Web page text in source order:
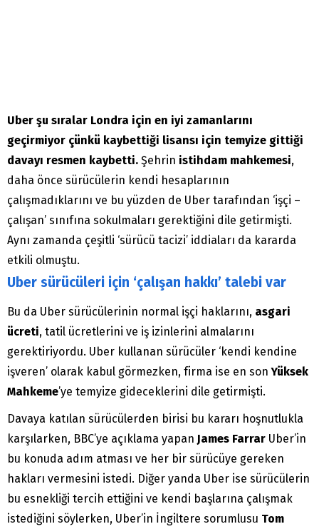
Uber şu sıralar Londra için en iyi zamanlarını
geçirmiyor çünkü kaybettiği lisansı için temyize gittiği
davayı resmen kaybetti. Şehrin istihdam mahkemesi,
daha önce sürücülerin kendi hesaplarının
çalışmadıklarını ve bu yüzden de Uber tarafından ‘işçi –
çalışan’ sınıfına sokulmaları gerektiğini dile getirmişti.
Aynı zamanda çeşitli ‘sürücü tacizi’ iddiaları da kararda
etkili olmuştu.
Uber sürücüleri için ‘çalışan hakkı’ talebi var
Bu da Uber sürücülerinin normal işçi haklarını, asgari
ücreti, tatil ücretlerini ve iş izinlerini almalarını
gerektiriyordu. Uber kullanan sürücüler ‘kendi kendine
işveren’ olarak kabul görmezken, firma ise en sonYüksek
Mahkeme’ye temyize gideceklerini dile getirmişti.
Davaya katılan sürücülerden birisi bu kararı hoşnutlukla
karşılarken, BBC’ye açıklama yapan James Farrar Uber’in
bu konuda adım atması ve her bir sürücüye gereken
hakları vermesini istedi. Diğer yanda Uber ise sürücülerin
bu esnekliği tercih ettiğini ve kendi başlarına çalışmak
istediğini söylerken, Uber’in İngiltere sorumlusu Tom